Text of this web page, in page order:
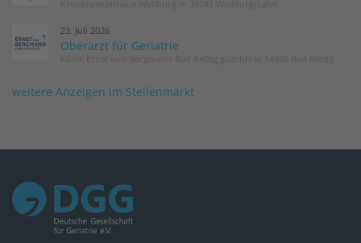
23. Juli 2026
Oberarzt für Geriatrie
weitere Anzeigen im Stellenmarkt